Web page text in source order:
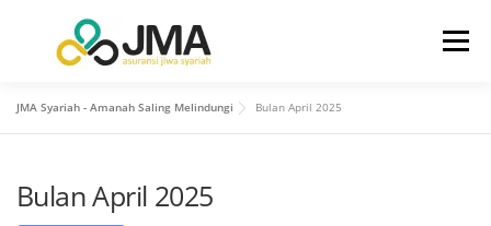
Menu
HUBUNGAN INVESTOR
JMA Syariah - Amanah Saling Melindungi Bulan April 2025
Bulan April 2025